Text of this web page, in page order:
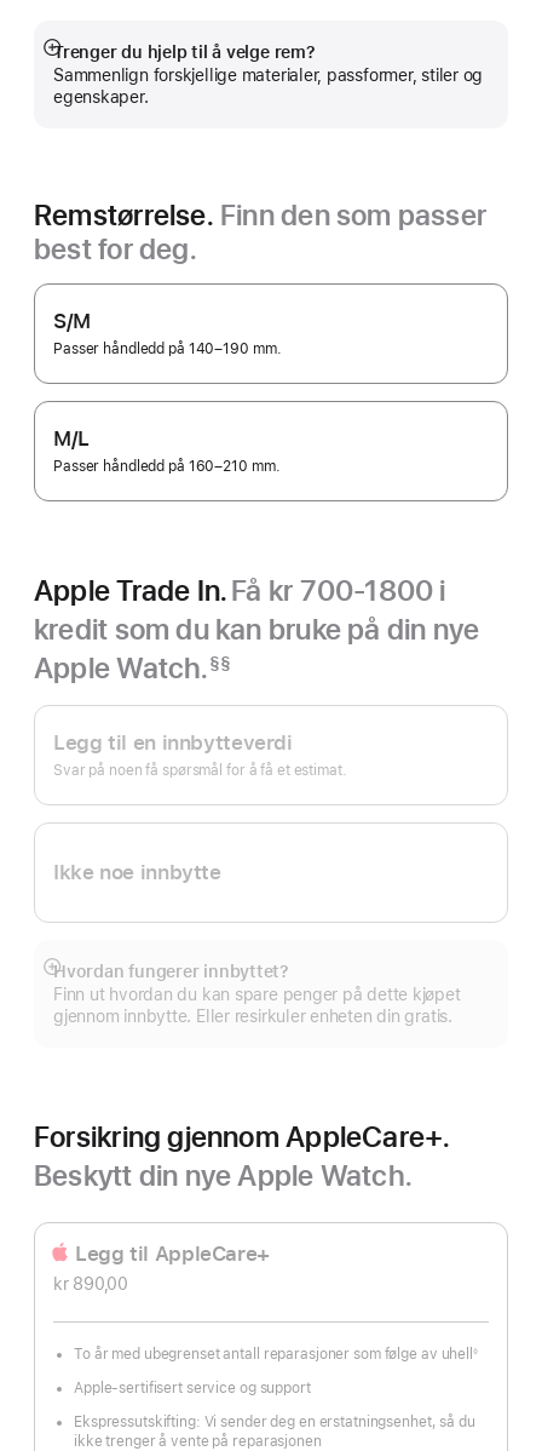
Trenger du hjelp til å velge rem?
Sammenlign forskjellige materialer, passformer, stiler og
egenskaper.
Mer
Remstørrelse. Finn den som passer
best for deg.
S/M
Passer håndledd på 140–190 mm.
M/L
Passer håndledd på 160–210 mm.
Apple Trade In.Få kr 700-1800 i
kredit som du kan bruke på din nye
Apple Watch.
Fotnote
§§
Apple Trade In.
Legg til en innbytteverdi
Svar på noen få spørsmål for å få et estimat.
Ikke noe innbytte
Hvordan fungerer innbyttet?
Finn ut hvordan du kan spare penger på dette kjøpet
gjennom innbytte. Eller resirkuler enheten din gratis.
Mer
Forsikring gjennom AppleCare+.
Beskytt din nye Apple Watch.
Legg til AppleCare+
kr 890,00
To år med ubegrenset antall reparasjoner som følge av uhell ◊
Apple-sertifisert service og support
Ekspressutskifting: Vi sender deg en erstatningsenhet, så du
ikke trenger å vente på reparasjonen